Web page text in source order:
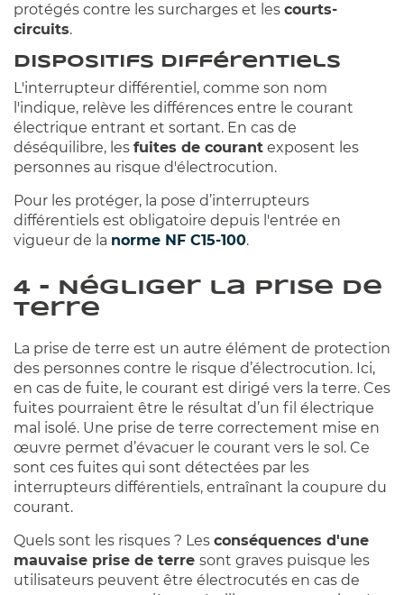
protégés contre les surcharges et les courts-
circuits.
Dispositifs différentiels
L'interrupteur différentiel, comme son nom
l'indique, relève les différences entre le courant
électrique entrant et sortant. En cas de
déséquilibre, les fuites de courant exposent les
personnes au risque d'électrocution.
Pour les protéger, la pose d’interrupteurs
différentiels est obligatoire depuis l'entrée en
vigueur de la norme NF C15-100.
4 - Négliger la prise de
terre
La prise de terre est un autre élément de protection
des personnes contre le risque d’électrocution. Ici,
en cas de fuite, le courant est dirigé vers la terre. Ces
fuites pourraient être le résultat d’un fil électrique
mal isolé. Une prise de terre correctement mise en
œuvre permet d’évacuer le courant vers le sol. Ce
sont ces fuites qui sont détectées par les
interrupteurs différentiels, entraînant la coupure du
courant.
Quels sont les risques ? Les conséquences d'une
mauvaise prise de terre sont graves puisque les
utilisateurs peuvent être électrocutés en cas de